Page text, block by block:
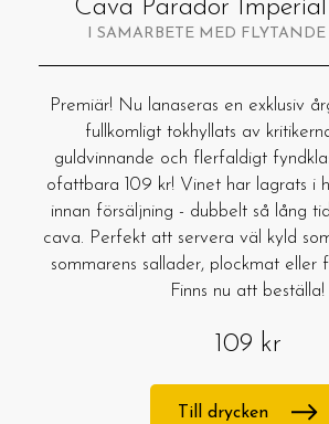
Cava Parador Imperial
I SAMARBETE MED
Premiär! Nu lanaseras en exklusiv
fullkomligt tokhyllats av
guldvinnande och flerfaldigt
ofattbara 109 kr! Vinet har lagrats i
innan försäljning - dubbelt så lång
cava. Perfekt att servera väl kyld
sommarens sallader, plockmat eller
Finns nu att beställa!
109 kr
Till drycken